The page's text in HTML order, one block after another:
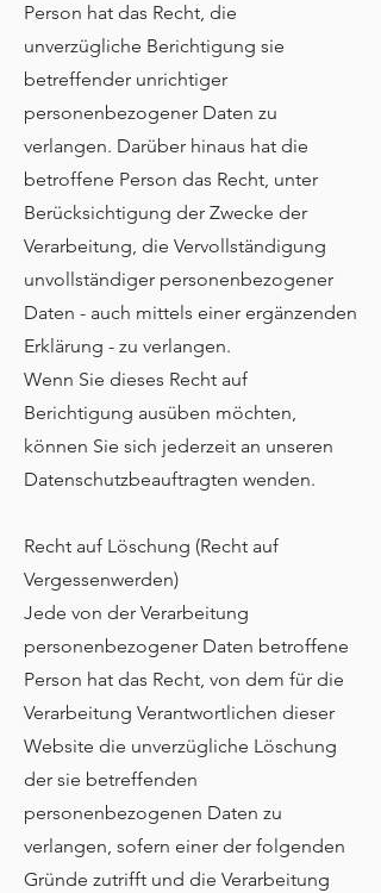
Person hat das Recht, die
unverzügliche Berichtigung sie
betreffender unrichtiger
personenbezogener Daten zu
verlangen. Darüber hinaus hat die
betroffene Person das Recht, unter
Berücksichtigung der Zwecke der
Verarbeitung, die Vervollständigung
unvollständiger personenbezogener
Daten - auch mittels einer ergänzenden
Erklärung - zu verlangen.
Wenn Sie dieses Recht auf
Berichtigung ausüben möchten,
können Sie sich jederzeit an unseren
Datenschutzbeauftragten wenden.
Recht auf Löschung (Recht auf
Vergessenwerden)
Jede von der Verarbeitung
personenbezogener Daten betroffene
Person hat das Recht, von dem für die
Verarbeitung Verantwortlichen dieser
Website die unverzügliche Löschung
der sie betreffenden
personenbezogenen Daten zu
verlangen, sofern einer der folgenden
Gründe zutrifft und die Verarbeitung